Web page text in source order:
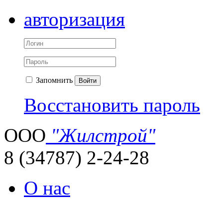
авторизация
Запомнить Войти
Восстановить пароль
ООО "Жилстрой"
8 (34787) 2-24-28
О нас